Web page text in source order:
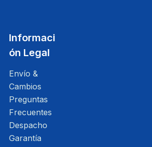
Informaci
ón Legal
Envío &
Cambios
Preguntas
Frecuentes
Despacho
Garantía